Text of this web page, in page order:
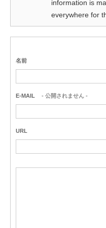
information is
everywhere for
名前
E-MAIL - 公開されません -
URL